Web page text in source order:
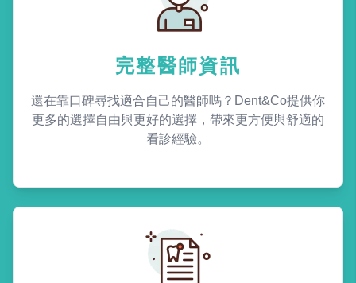
完整醫師資訊
還在靠口碑尋找適合自己的醫師嗎？Dent&Co提供你
更多的選擇自由與更好的選擇，帶來更方便與舒適的
看診經驗。